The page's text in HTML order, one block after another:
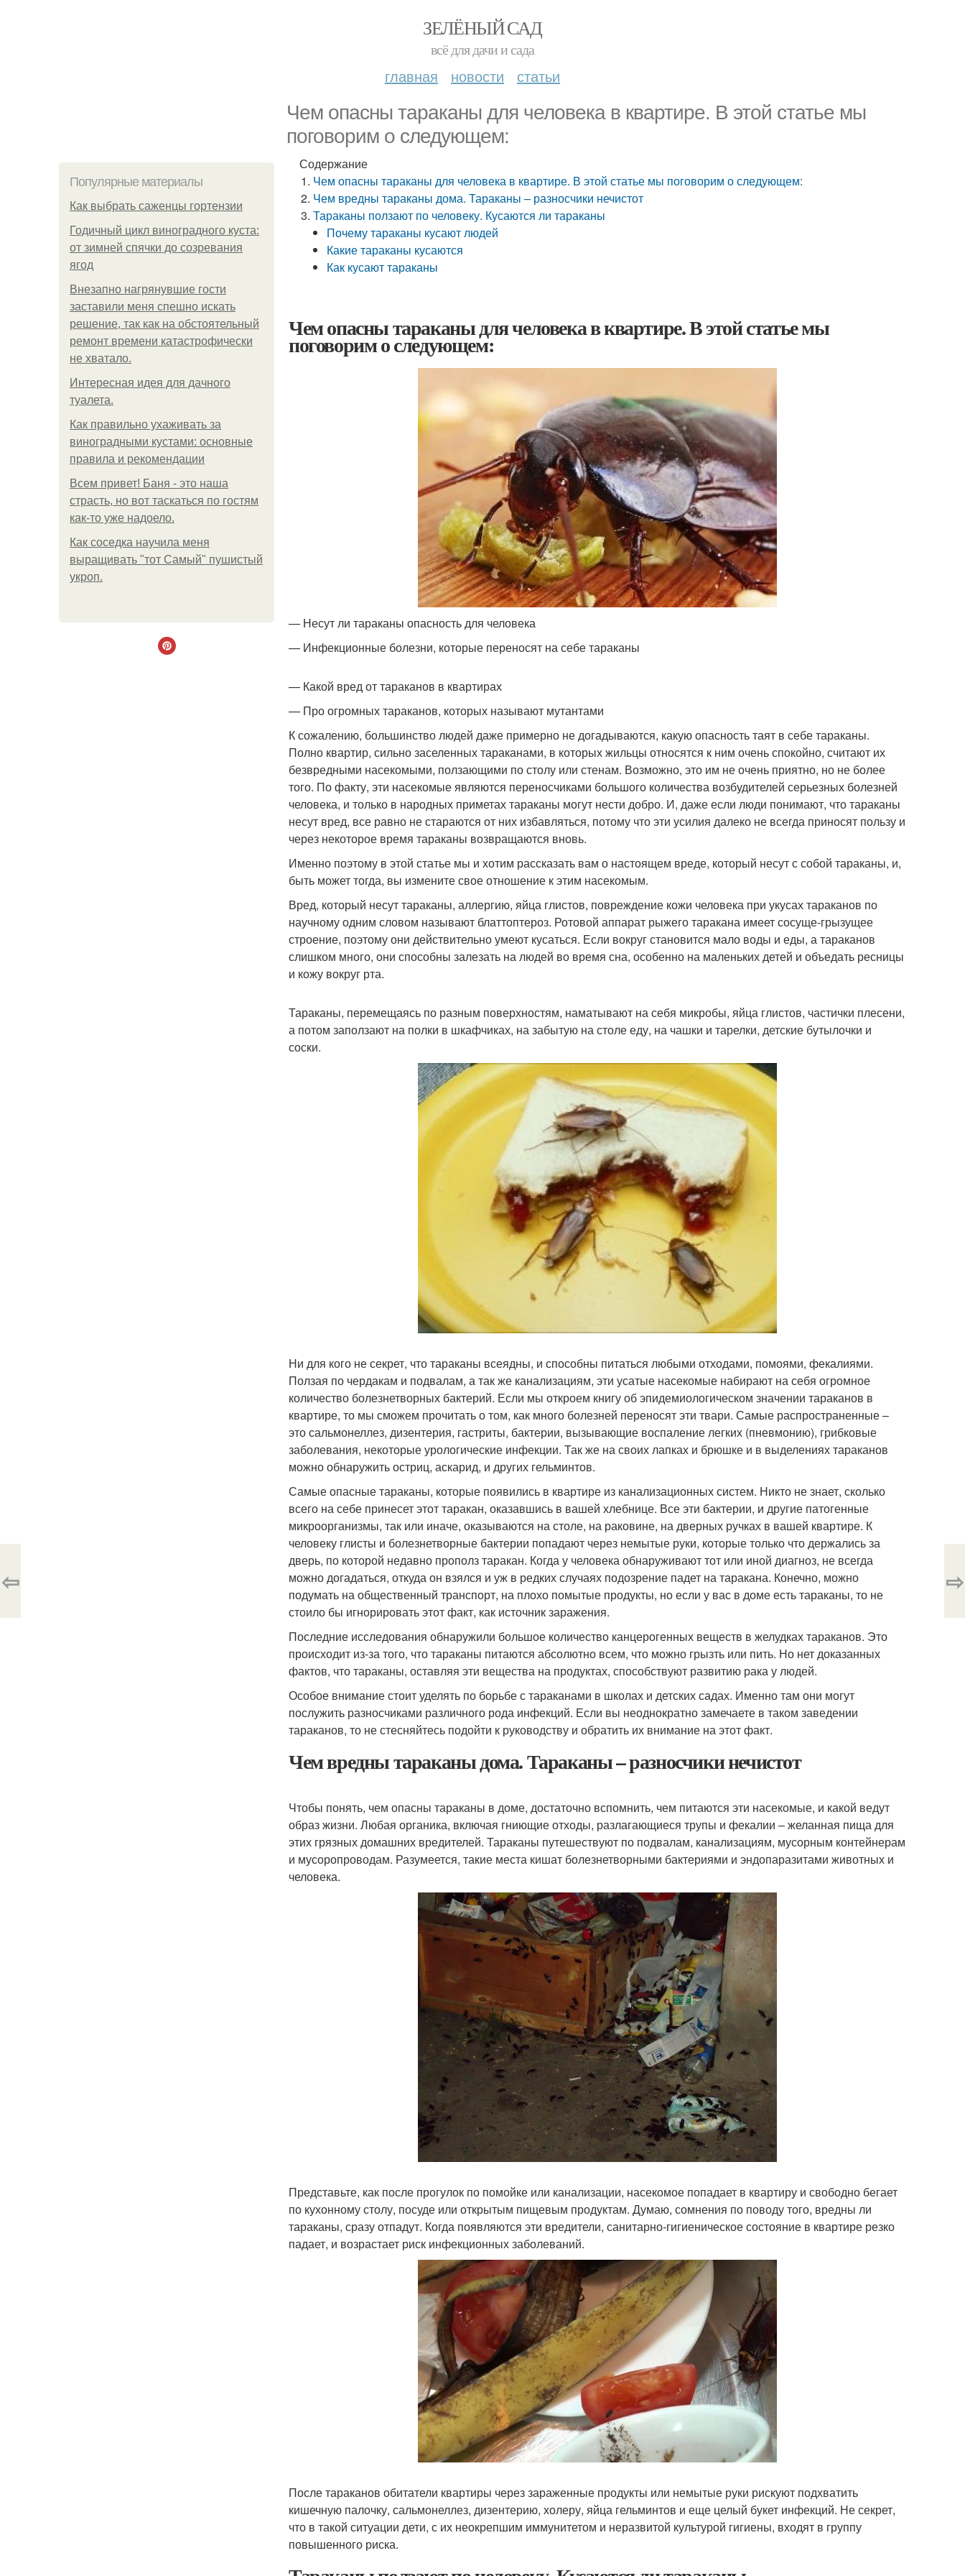
ЗЕЛЁНЫЙ САД
всё для дачи и сада
главная новости статьи
Чем опасны тараканы для человека в квартире. В этой статье мы
поговорим о следующем:
Популярные материалы
Как выбрать саженцы гортензии
Годичный цикл виноградного куста:
от зимней спячки до созревания
ягод
Внезапно нагрянувшие гости
заставили меня спешно искать
решение, так как на обстоятельный
ремонт времени катастрофически
не хватало.
Интересная идея для дачного
туалета.
Как правильно ухаживать за
виноградными кустами: основные
правила и рекомендации
Всем привет! Баня - это наша
страсть, но вот таскаться по гостям
как-то уже надоело.
Как соседка научила меня
выращивать "тот Самый" пушистый
укроп.
Содержание
Чем опасны тараканы для человека в квартире. В этой статье мы поговорим о следующем:
Чем вредны тараканы дома. Тараканы – разносчики нечистот
Тараканы ползают по человеку. Кусаются ли тараканы
Почему тараканы кусают людей
Какие тараканы кусаются
Как кусают тараканы
Чем опасны тараканы для человека в квартире. В этой статье мы
поговорим о следующем:
— Несут ли тараканы опасность для человека
— Инфекционные болезни, которые переносят на себе тараканы
— Какой вред от тараканов в квартирах
— Про огромных тараканов, которых называют мутантами
К сожалению, большинство людей даже примерно не догадываются, какую опасность таят в себе тараканы.
Полно квартир, сильно заселенных тараканами, в которых жильцы относятся к ним очень спокойно, считают их
безвредными насекомыми, ползающими по столу или стенам. Возможно, это им не очень приятно, но не более
того. По факту, эти насекомые являются переносчиками большого количества возбудителей серьезных болезней
человека, и только в народных приметах тараканы могут нести добро. И, даже если люди понимают, что тараканы
несут вред, все равно не стараются от них избавляться, потому что эти усилия далеко не всегда приносят пользу и
через некоторое время тараканы возвращаются вновь.
Именно поэтому в этой статье мы и хотим рассказать вам о настоящем вреде, который несут с собой тараканы, и,
быть может тогда, вы измените свое отношение к этим насекомым.
Вред, который несут тараканы, аллергию, яйца глистов, повреждение кожи человека при укусах тараканов по
научному одним словом называют блаттоптероз. Ротовой аппарат рыжего таракана имеет сосуще-грызущее
строение, поэтому они действительно умеют кусаться. Если вокруг становится мало воды и еды, а тараканов
слишком много, они способны залезать на людей во время сна, особенно на маленьких детей и объедать ресницы
и кожу вокруг рта.
Тараканы, перемещаясь по разным поверхностям, наматывают на себя микробы, яйца глистов, частички плесени,
а потом заползают на полки в шкафчиках, на забытую на столе еду, на чашки и тарелки, детские бутылочки и
соски.
Ни для кого не секрет, что тараканы всеядны, и способны питаться любыми отходами, помоями, фекалиями.
Ползая по чердакам и подвалам, а так же канализациям, эти усатые насекомые набирают на себя огромное
количество болезнетворных бактерий. Если мы откроем книгу об эпидемиологическом значении тараканов в
квартире, то мы сможем прочитать о том, как много болезней переносят эти твари. Самые распространенные –
это сальмонеллез, дизентерия, гастриты, бактерии, вызывающие воспаление легких (пневмонию), грибковые
заболевания, некоторые урологические инфекции. Так же на своих лапках и брюшке и в выделениях тараканов
можно обнаружить остриц, аскарид, и других гельминтов.
Самые опасные тараканы, которые появились в квартире из канализационных систем. Никто не знает, сколько
всего на себе принесет этот таракан, оказавшись в вашей хлебнице. Все эти бактерии, и другие патогенные
микроорганизмы, так или иначе, оказываются на столе, на раковине, на дверных ручках в вашей квартире. К
человеку глисты и болезнетворные бактерии попадают через немытые руки, которые только что держались за
дверь, по которой недавно прополз таракан. Когда у человека обнаруживают тот или иной диагноз, не всегда
можно догадаться, откуда он взялся и уж в редких случаях подозрение падет на таракана. Конечно, можно
подумать на общественный транспорт, на плохо помытые продукты, но если у вас в доме есть тараканы, то не
стоило бы игнорировать этот факт, как источник заражения.
Последние исследования обнаружили большое количество канцерогенных веществ в желудках тараканов. Это
происходит из-за того, что тараканы питаются абсолютно всем, что можно грызть или пить. Но нет доказанных
фактов, что тараканы, оставляя эти вещества на продуктах, способствуют развитию рака у людей.
Особое внимание стоит уделять по борьбе с тараканами в школах и детских садах. Именно там они могут
послужить разносчиками различного рода инфекций. Если вы неоднократно замечаете в таком заведении
тараканов, то не стесняйтесь подойти к руководству и обратить их внимание на этот факт.
Чем вредны тараканы дома. Тараканы – разносчики нечистот
Чтобы понять, чем опасны тараканы в доме, достаточно вспомнить, чем питаются эти насекомые, и какой ведут
образ жизни. Любая органика, включая гниющие отходы, разлагающиеся трупы и фекалии – желанная пища для
этих грязных домашних вредителей. Тараканы путешествуют по подвалам, канализациям, мусорным контейнерам
и мусоропроводам. Разумеется, такие места кишат болезнетворными бактериями и эндопаразитами животных и
человека.
Представьте, как после прогулок по помойке или канализации, насекомое попадает в квартиру и свободно бегает
по кухонному столу, посуде или открытым пищевым продуктам. Думаю, сомнения по поводу того, вредны ли
тараканы, сразу отпадут. Когда появляются эти вредители, санитарно-гигиеническое состояние в квартире резко
падает, и возрастает риск инфекционных заболеваний.
После тараканов обитатели квартиры через зараженные продукты или немытые руки рискуют подхватить
кишечную палочку, сальмонеллез, дизентерию, холеру, яйца гельминтов и еще целый букет инфекций. Не секрет,
что в такой ситуации дети, с их неокрепшим иммунитетом и неразвитой культурой гигиены, входят в группу
повышенного риска.
⇦ ⇨